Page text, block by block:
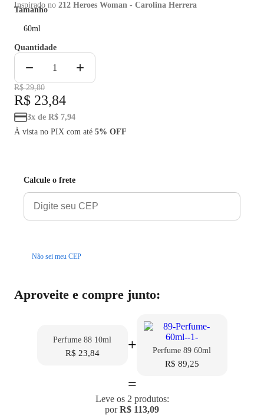
Inspirado no 212 Heroes Woman - Carolina Herrera
Tamanho
60ml
Quantidade
− 1 +
R$ 29,80
R$ 23,84
3x de R$ 7,94
À vista no PIX com até 5% OFF
Calcule o frete
Não sei meu CEP
Aproveite e compre junto:
Perfume 88 10ml
R$ 23,84 + Perfume 89 60ml
R$ 89,25
=
Leve os 2 produtos:
porR$ 113,09